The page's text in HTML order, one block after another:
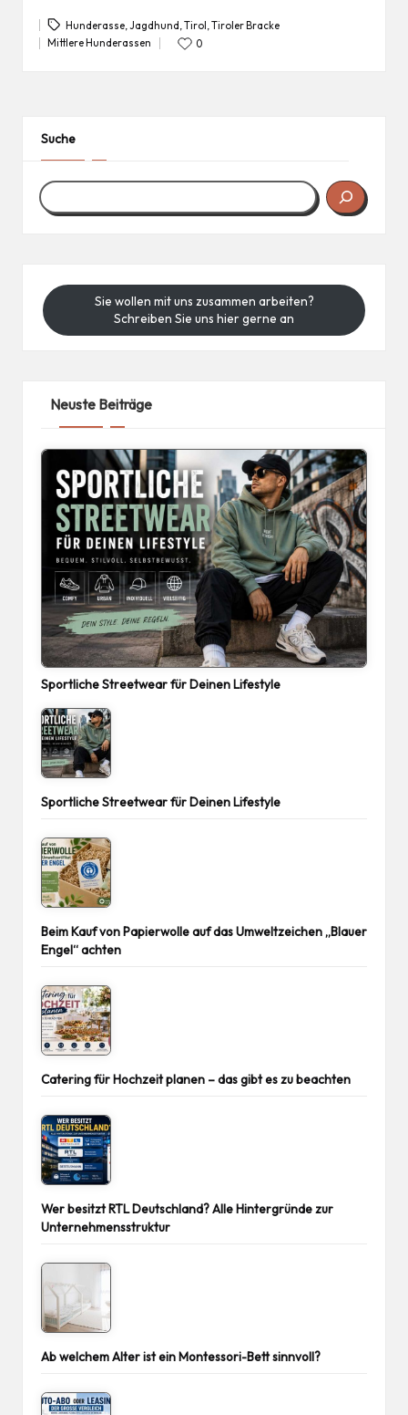
Tags:
Hunderasse ,Jagdhund ,Tirol ,Tiroler Bracke
Posted
Mittlere Hunderassen 0
Suche
Sie wollen mit uns zusammen arbeiten?
Schreiben Sie uns hier gerne an
Neuste Beiträge
Sportliche Streetwear für Deinen Lifestyle
Sportliche Streetwear für Deinen Lifestyle
Beim Kauf von Papierwolle auf das Umweltzeichen „Blauer
Engel“ achten
Catering für Hochzeit planen – das gibt es zu beachten
Wer besitzt RTL Deutschland? Alle Hintergründe zur
Unternehmensstruktur
Ab welchem Alter ist ein Montessori-Bett sinnvoll?